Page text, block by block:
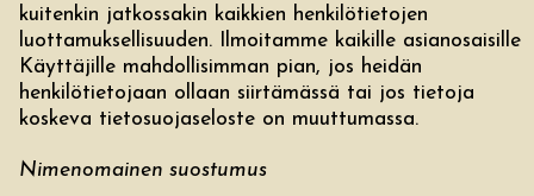
kuitenkin jatkossakin kaikkien henkilötietojen
luottamuksellisuuden. Ilmoitamme kaikille asianosaisille
Käyttäjille mahdollisimman pian, jos heidän
henkilötietojaan ollaan siirtämässä tai jos tietoja
koskeva tietosuojaseloste on muuttumassa.
Nimenomainen suostumus